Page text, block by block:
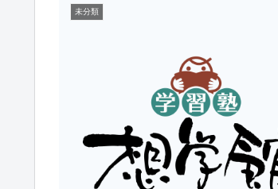
未分類